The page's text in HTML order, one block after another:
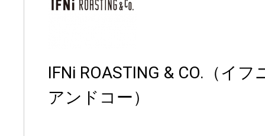
IFNi ROASTING & CO.（イ
アンドコー）